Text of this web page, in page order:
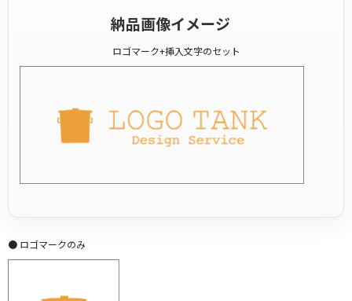
納品画像イメージ
ロゴマーク+挿入文字のセット
● ロゴマークのみ